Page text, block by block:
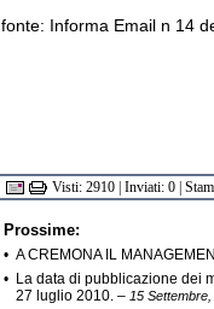
fonte: Informa Email n 14
Visti: 2910 | Inviati: 0 |
Prossime:
• A CREMONA IL
• La data di pubblicazione dei
27 luglio 2010. – 15